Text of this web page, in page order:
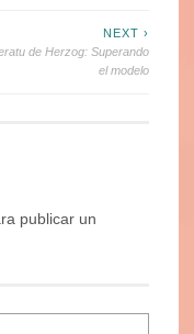
NEXT ›
de Herzog: Superando
el modelo
publicar un